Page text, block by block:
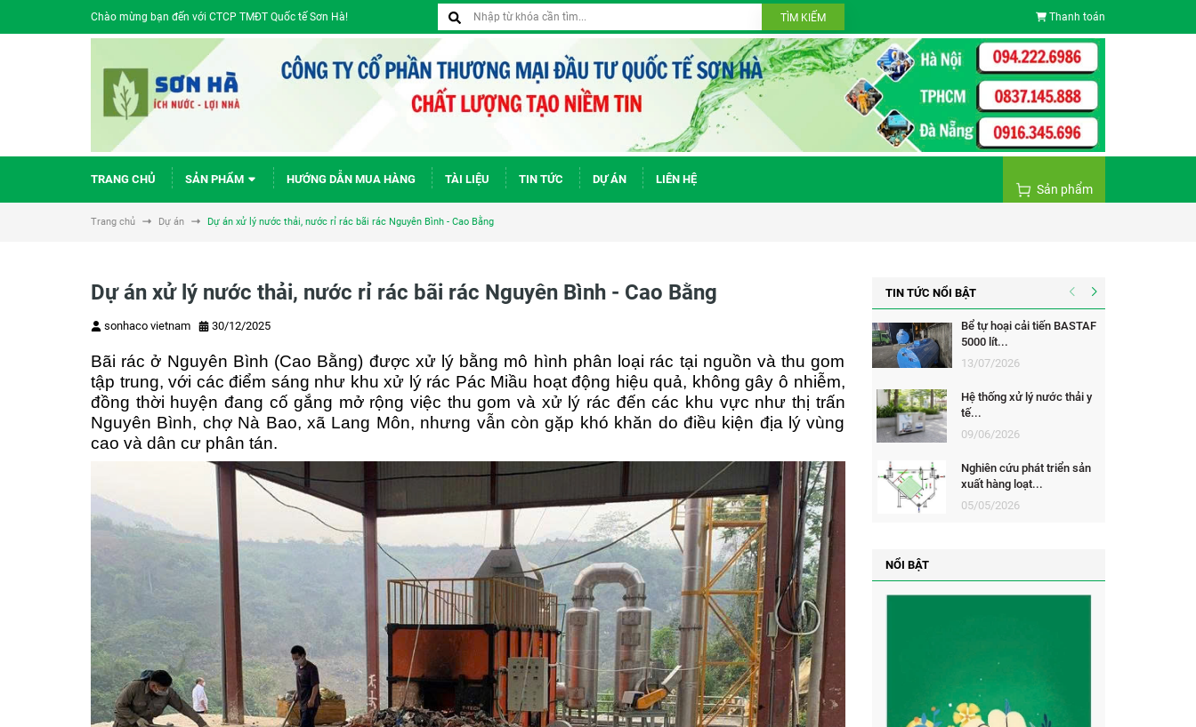
Chào mừng bạn đến với CTCP TMĐT Quốc tế Sơn Hà! TÌM KIẾM Thanh toán
TRANG CHỦ SẢN PHẨM HƯỚNG DẪN MUA HÀNG TÀI LIỆU TIN TỨC DỰ ÁN LIÊN HỆ
Sản phẩm
Trang chủ Dự án Dự án xử lý nước thải, nước rỉ rác bãi rác Nguyên Bình - Cao Bằng
Dự án xử lý nước thải, nước rỉ rác bãi rác Nguyên Bình - Cao Bằng
sonhaco vietnam 30/12/2025
Bãi rác ở Nguyên Bình (Cao Bằng) được xử lý bằng mô hình phân loại rác tại nguồn và thu gom
tập trung, với các điểm sáng như khu xử lý rác Pác Miầu hoạt động hiệu quả, không gây ô nhiễm,
đồng thời huyện đang cố gắng mở rộng việc thu gom và xử lý rác đến các khu vực như thị trấn
Nguyên Bình, chợ Nà Bao, xã Lang Môn, nhưng vẫn còn gặp khó khăn do điều kiện địa lý vùng
cao và dân cư phân tán.
TIN TỨC NỔI BẬT
Bể tự hoại cải tiến BASTAF
5000 lít...
13/07/2026
Hệ thống xử lý nước thải y
tế...
09/06/2026
Nghiên cứu phát triển sản
xuất hàng loạt...
05/05/2026
NỔI BẬT